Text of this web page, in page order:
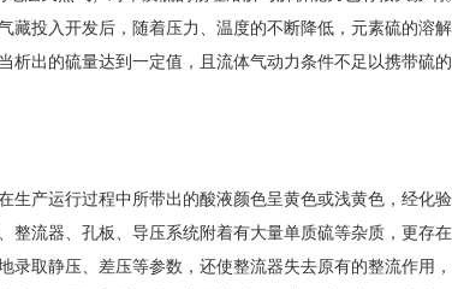
藏投入开发后，随着压力、温度的不断降低，元素硫的溶
析出的硫量达到一定值，且流体气动力条件不足以携带硫
产运行过程中所带出的酸液颜色呈黄色或浅黄色，经化
整流器、孔板、导压系统附着有大量单质硫等杂质，更存
录取静压、差压等参数，还使整流器失去原有的整流作用